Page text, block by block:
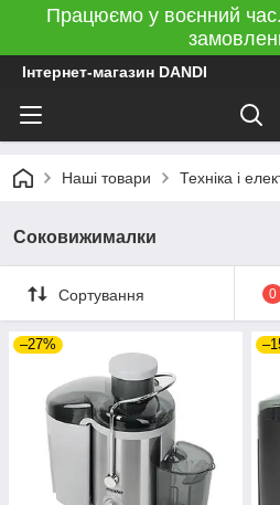
Працюємо у воєнний
Інтернет-магазин DANDI
Наші товари Техніка і
Соковижималки
Сортування 0
–27%